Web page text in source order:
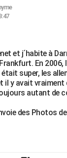
et j´habite à
En 2006,
super, les
il y avait
autant de
des Photos